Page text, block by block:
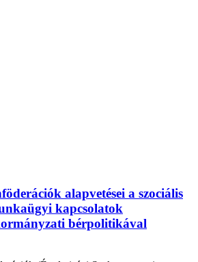
alapvetései a szociális
kapcsolatok
bérpolitikával